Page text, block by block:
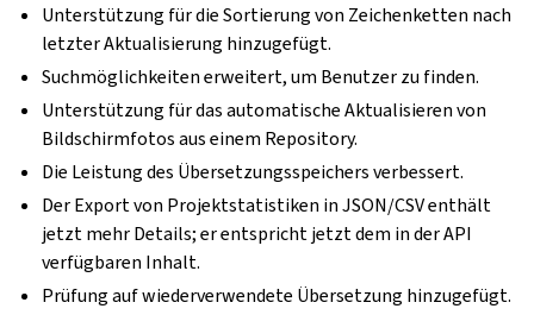
Unterstützung für die Sortierung von Zeichenketten nach
letzter Aktualisierung hinzugefügt.
Suchmöglichkeiten erweitert, um Benutzer zu finden.
Unterstützung für das automatische Aktualisieren von
Bildschirmfotos aus einem Repository.
Die Leistung des Übersetzungsspeichers verbessert.
Der Export von Projektstatistiken in JSON/CSV enthält
jetzt mehr Details; er entspricht jetzt dem in der API
verfügbaren Inhalt.
Prüfung auf wiederverwendete Übersetzung hinzugefügt.